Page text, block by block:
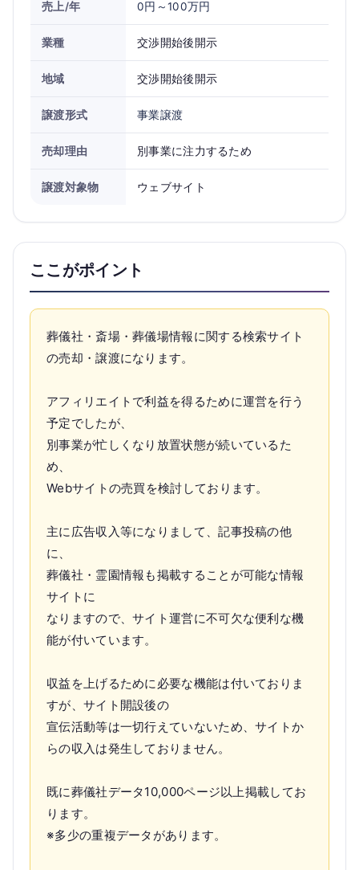
売上/年 0円～100万円
業種 交渉開始後開示
地域 交渉開始後開示
譲渡形式 事業譲渡
売却理由 別事業に注力するため
譲渡対象物 ウェブサイト
ここがポイント
葬儀社・斎場・葬儀場情報に関する検索サイト
の売却・譲渡になります。
アフィリエイトで利益を得るために運営を行う
予定でしたが、
別事業が忙しくなり放置状態が続いているた
め、
Webサイトの売買を検討しております。
主に広告収入等になりまして、記事投稿の他
に、
葬儀社・霊園情報も掲載することが可能な情報
サイトに
なりますので、サイト運営に不可欠な便利な機
能が付いています。
収益を上げるために必要な機能は付いておりま
すが、サイト開設後の
宣伝活動等は一切行えていないため、サイトか
らの収入は発生しておりません。
既に葬儀社データ10,000ページ以上掲載してお
ります。
※多少の重複データがあります。